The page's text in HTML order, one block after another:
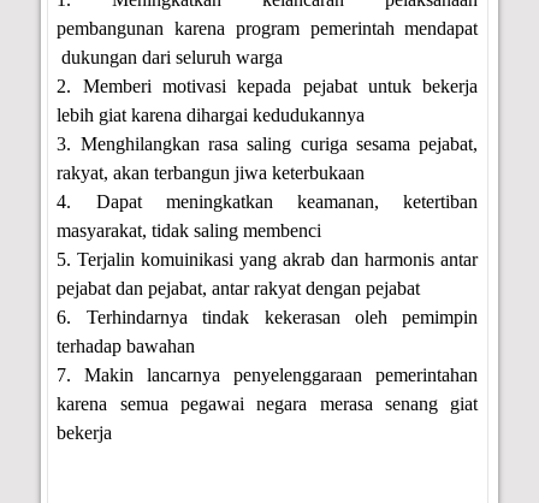
pembangunan karena program pemerintah mendapat
dukungan dari seluruh warga
2. Memberi motivasi kepada pejabat untuk bekerja
lebih giat karena dihargai kedudukannya
3. Menghilangkan rasa saling curiga sesama pejabat,
rakyat, akan terbangun jiwa keterbukaan
4. Dapat meningkatkan keamanan, ketertiban
masyarakat, tidak saling membenci
5. Terjalin komuinikasi yang akrab dan harmonis antar
pejabat dan pejabat, antar rakyat dengan pejabat
6. Terhindarnya tindak kekerasan oleh pemimpin
terhadap bawahan
7. Makin lancarnya penyelenggaraan pemerintahan
karena semua pegawai negara merasa senang giat
bekerja